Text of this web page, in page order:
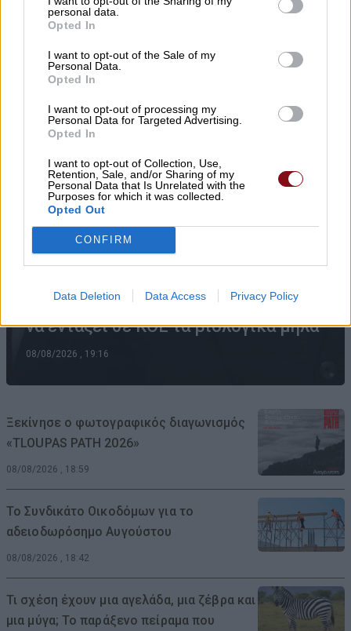
personal data.
Opted In
I want to opt-out of the Sale of my
Personal Data.
Opted In
I want to opt-out of processing my
Personal Data for Targeted Advertising.
Opted In
I want to opt-out of Collection, Use,
Retention, Sale, and/or Sharing of my
Personal Data that Is Unrelated with the
Purposes for which it was collected.
Opted Out
CONFIRM
Data Deletion Data Access Privacy Policy
Μ. Χαρακόπουλος: Ο ΕΛΓΑ αδυνατεί
να εντάξει σε ΚΟΕ τα βιολογικά μήλα
08/08/2026 , 19:16
Ξεκίνησε ο φωτογραφικός διαγωνισμός
«TLOUPAS PATH 2026»
08/08/2026 , 18:59
Το Συνδικάτο Οικοδόμων για το
αδειοδωρόσημο Αυγούστου
08/08/2026 , 18:42
Τι σχέση έχουν μια αγελάδα, μια ζέβρα και
μια μύγα; Το παράξενο πείραμα που